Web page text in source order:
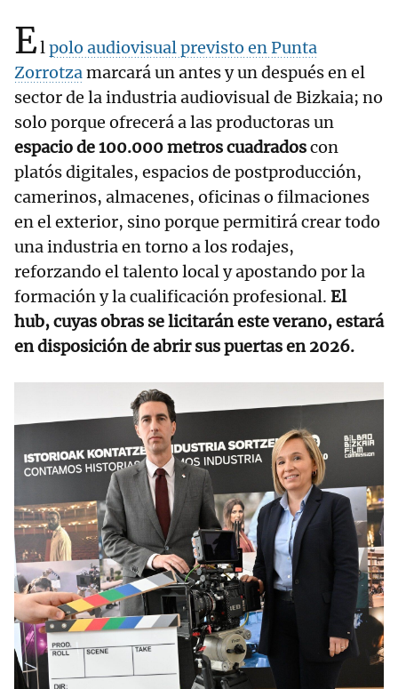
Elpolo audiovisual previsto en Punta
Zorrotzamarcará un antes y un después en el
sector de la industria audiovisual de Bizkaia; no
solo porque ofrecerá a las productoras un
espacio de 100.000 metros cuadradoscon
platós digitales, espacios de postproducción,
camerinos, almacenes, oficinas o filmaciones
en el exterior, sino porque permitirá crear todo
una industria en torno a los rodajes,
reforzando el talento local y apostando por la
formación y la cualificación profesional. El
hub, cuyas obras se licitarán este verano, estará
en disposición de abrir sus puertas en 2026.
RELACIONADAS
Tres rodajes cada
día afianzan el
'boom' audiovisual